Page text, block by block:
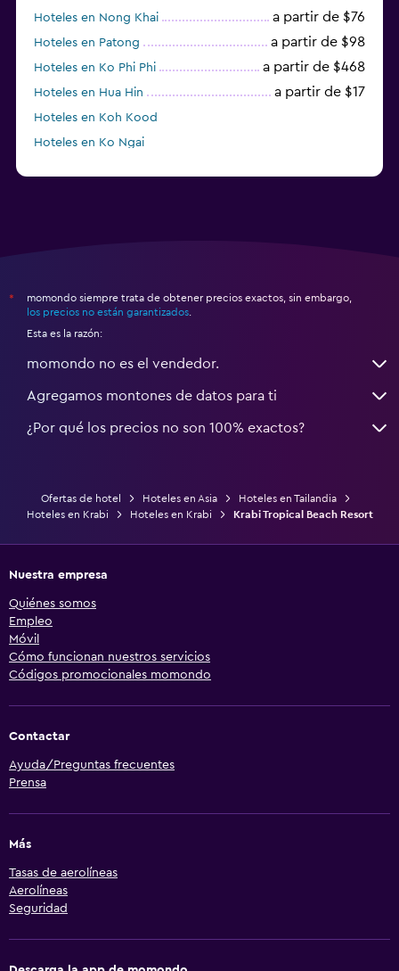
Hoteles en Nong Khai a partir de $76
Hoteles en Patong a partir de $98
Hoteles en Ko Phi Phi a partir de $468
Hoteles en Hua Hin a partir de $17
Hoteles en Koh Kood
Hoteles en Ko Ngai
*
momondo siempre trata de obtener precios exactos, sin embargo,
los precios no están garantizados
Esta es la razón:
momondo no es el vendedor.
Agregamos montones de datos para ti
¿Por qué los precios no son 100% exactos?
Ofertas de hotel Hoteles en Asia
Hoteles en Tailandia
Hoteles en Krabi
Hoteles en Krabi Krabi Tropical Beach Resort
Nuestra empresa
Quiénes somos
Empleo
Móvil
Cómo funcionan nuestros servicios
Códigos promocionales momondo
Contactar
Ayuda/Preguntas frecuentes
Prensa
Más
Tasas de aerolíneas
Aerolíneas
Seguridad